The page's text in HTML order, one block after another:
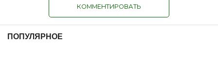
КОММЕНТИРОВАТЬ
ПОПУЛЯРНОЕ